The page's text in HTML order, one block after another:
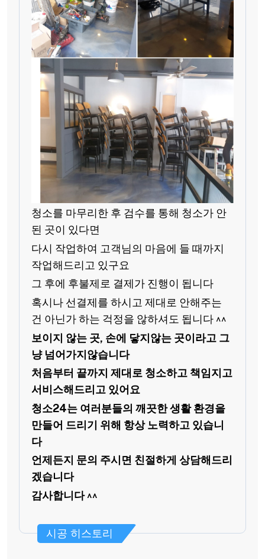
청소를 마무리한 후 검수를 통해 청소가 안
된 곳이 있다면
다시 작업하여 고객님의 마음에 들 때까지
작업해드리고 있구요
그 후에 후불제로 결제가 진행이 됩니다
혹시나 선결제를 하시고 제대로 안해주는
건 아닌가 하는 걱정을 않하셔도 됩니다 ^^
보이지 않는 곳, 손에 닿지않는 곳이라고 그
냥 넘어가지않습니다
처음부터 끝까지 제대로 청소하고 책임지고
서비스해드리고 있어요
청소24는 여러분들의 깨끗한 생활 환경을
만들어 드리기 위해 항상 노력하고 있습니
다
언제든지 문의 주시면 친절하게 상담해드리
겠습니다
감사합니다 ^^
시공 히스토리